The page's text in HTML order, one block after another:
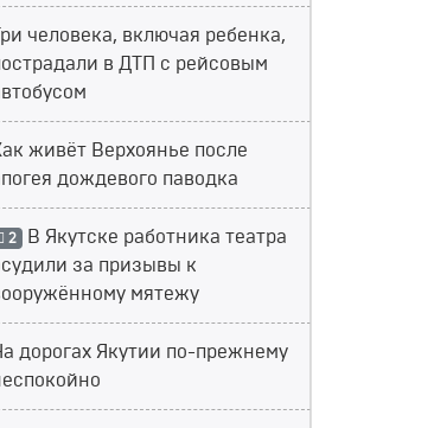
Три человека, включая ребенка,
в ДТП с рейсовым
живёт Верхоянье после
дождевого паводка
2 В Якутске работника театра
за призывы к
мятежу
дорогах Якутии по-прежнему